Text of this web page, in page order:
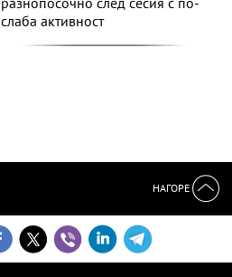
слаба активност
НАГОРЕ